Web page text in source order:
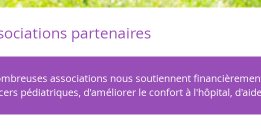
partenaires
associations nous soutiennent
pédiatriques, d'améliorer le confort à l'hôpital,